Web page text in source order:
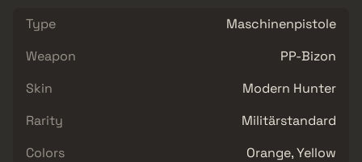
Type
Maschinenpistole
Weapon
PP-Bizon
Skin
Modern Hunter
Rarity
Militärstandard
Colors
Orange, Yellow